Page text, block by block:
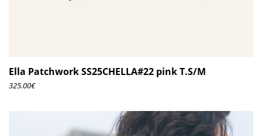
Ella Patchwork SS25CHELLA#22 pink T.S/M
325.00€